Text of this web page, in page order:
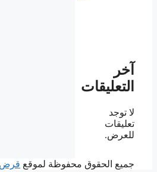
آخر
التعليقات
لا توجد
تعليقات
للعرض.
جميع الحقوق محفوظة لموقع قرض